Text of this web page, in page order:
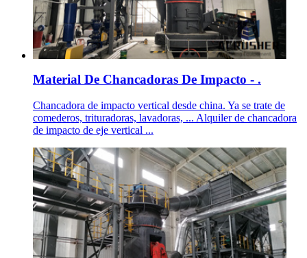
Material De Chancadoras De Impacto - .
Chancadora de impacto vertical desde china. Ya se trate de
comederos, trituradoras, lavadoras, ... Alquiler de chancadora
de impacto de eje vertical ...